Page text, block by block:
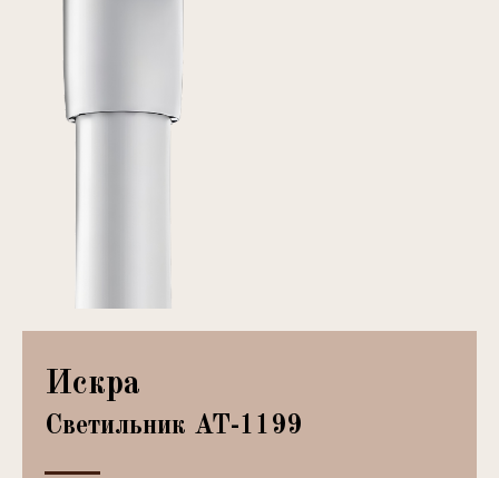
Искра
Светильник АТ-1199